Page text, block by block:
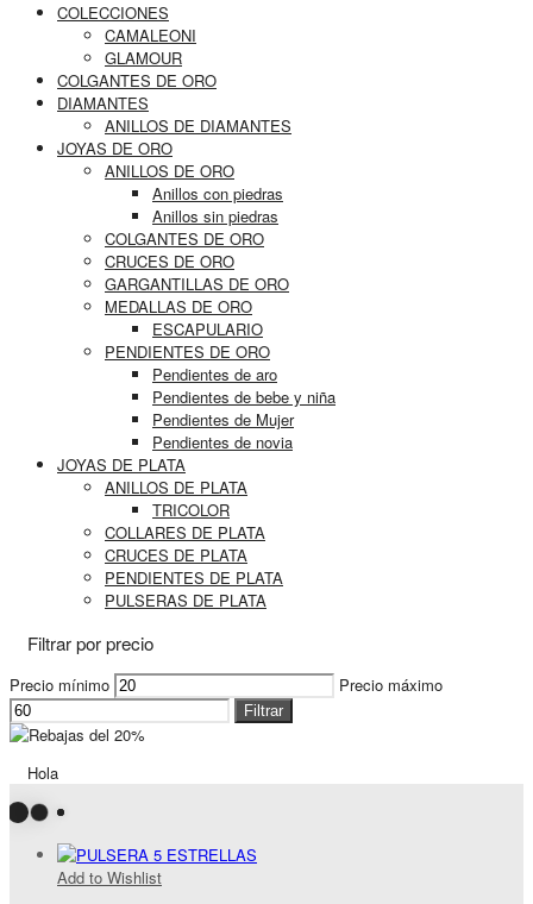
COLECCIONES
CAMALEONI
GLAMOUR
COLGANTES DE ORO
DIAMANTES
ANILLOS DE DIAMANTES
JOYAS DE ORO
ANILLOS DE ORO
Anillos con piedras
Anillos sin piedras
COLGANTES DE ORO
CRUCES DE ORO
GARGANTILLAS DE ORO
MEDALLAS DE ORO
ESCAPULARIO
PENDIENTES DE ORO
Pendientes de aro
Pendientes de bebe y niña
Pendientes de Mujer
Pendientes de novia
JOYAS DE PLATA
ANILLOS DE PLATA
TRICOLOR
COLLARES DE PLATA
CRUCES DE PLATA
PENDIENTES DE PLATA
PULSERAS DE PLATA
Filtrar por precio
Precio mínimo Precio máximo
Filtrar
Hola
Add to Wishlist